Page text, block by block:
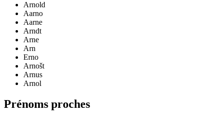
Arnold
Aarno
Aarne
Arndt
Arne
Arn
Erno
Arnošt
Arnus
Arnol
Prénoms proches